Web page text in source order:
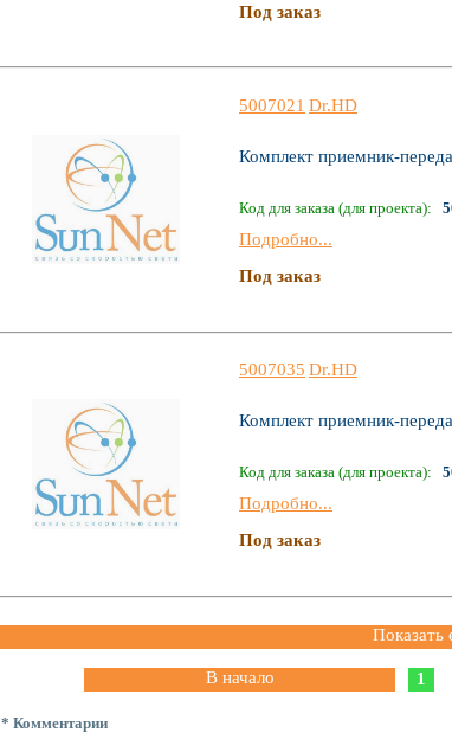
Под заказ
5007021 Dr.HD
Комплект приемник-
Код для заказа (для проекта):
Подробно...
Под заказ
5007035 Dr.HD
Комплект приемник-
Код для заказа (для проекта):
Подробно...
Под заказ
Показать
В начало 1
* Комментарии